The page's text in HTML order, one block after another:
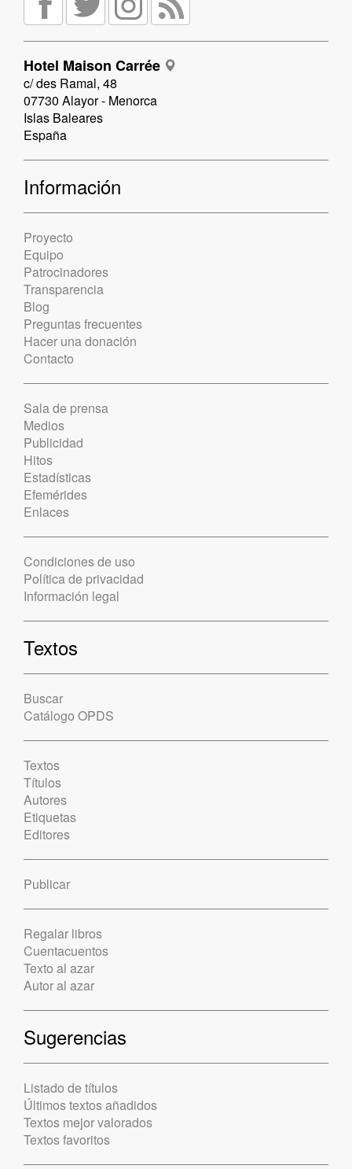
Hotel Maison Carrée
c/ des Ramal, 48
07730 Alayor - Menorca
Islas Baleares
España
Información
Proyecto
Equipo
Patrocinadores
Transparencia
Blog
Preguntas frecuentes
Hacer una donación
Contacto
Sala de prensa
Medios
Publicidad
Hitos
Estadísticas
Efemérides
Enlaces
Condiciones de uso
Política de privacidad
Información legal
Textos
Buscar
Catálogo OPDS
Textos
Títulos
Autores
Etiquetas
Editores
Publicar
Regalar libros
Cuentacuentos
Texto al azar
Autor al azar
Sugerencias
Listado de títulos
Últimos textos añadidos
Textos mejor valorados
Textos favoritos